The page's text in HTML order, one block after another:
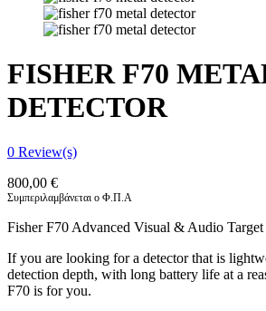
FISHER F70
DETECTOR
0 Review(s)
800,00 €
Συμπεριλαμβάνεται ο Φ.Π.Α
Fisher F70 Advanced Visual & Audio
If you are looking for a detector that is
detection depth, with long battery life at a
F70 is for you.